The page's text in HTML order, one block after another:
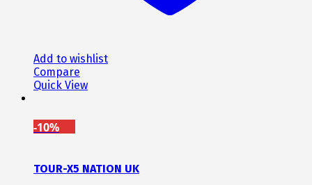
Add to wishlist
Compare
Quick View
-10%
TOUR-X5 NATION UK